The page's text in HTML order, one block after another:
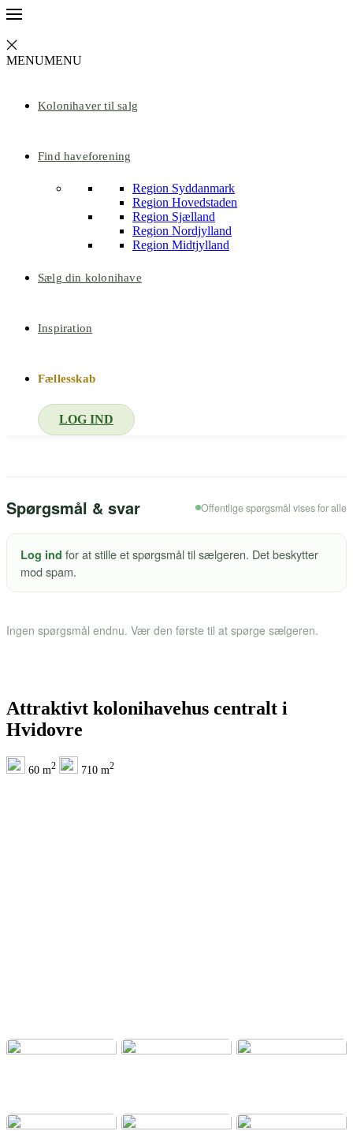
MENUMENU
Kolonihaver til salg
Find haveforening
Region Syddanmark
Region Hovedstaden
Region Sjælland
Region Nordjylland
Region Midtjylland
Sælg din kolonihave
Inspiration
Fællesskab
LOG IND
Attraktivt kolonihavehus centralt i
Hvidovre
60 m2 710 m2
Spørgsmål & svar Offentlige spørgsmål vises for alle
Log ind for at stille et spørgsmål til sælgeren. Det beskytter
mod spam.
Ingen spørgsmål endnu. Vær den første til at spørge sælgeren.